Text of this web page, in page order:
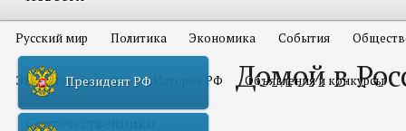
Русский мир Политика Экономика События
Это интересно всем История РФ Объявления и конкурсы
Соотечественники
Президент РФ Домой в